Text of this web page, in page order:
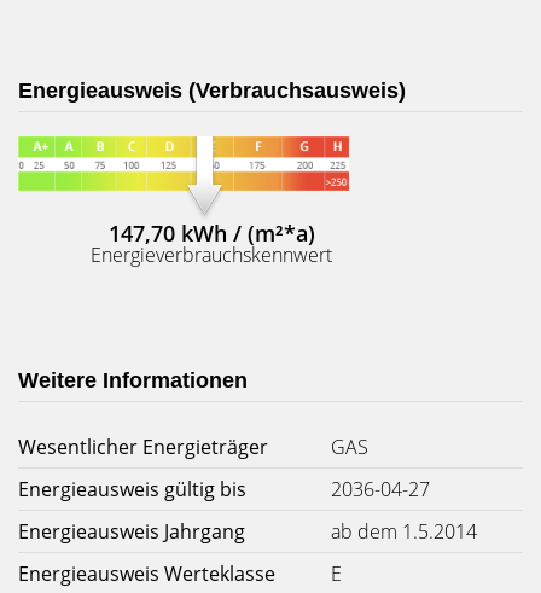
Energieausweis (Verbrauchsausweis)
147,70 kWh / (m²*a)
Energieverbrauchskennwert
Weitere Informationen
Wesentlicher Energieträger
GAS
Energieausweis gültig bis
2036-04-27
Energieausweis Jahrgang
ab dem 1.5.2014
Energieausweis Werteklasse
E